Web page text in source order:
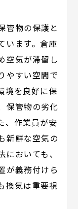
管物の保護と
います。倉庫
空気が滞留し
やすい空間で
境を良好に保
保管物の劣化
、作業員が安
新鮮な空気の
おいても、
が義務付けら
換気は重要視